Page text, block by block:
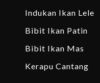
Indukan Ikan Lele
Bibit Ikan Patin
Bibit Ikan Mas
Kerapu Cantang